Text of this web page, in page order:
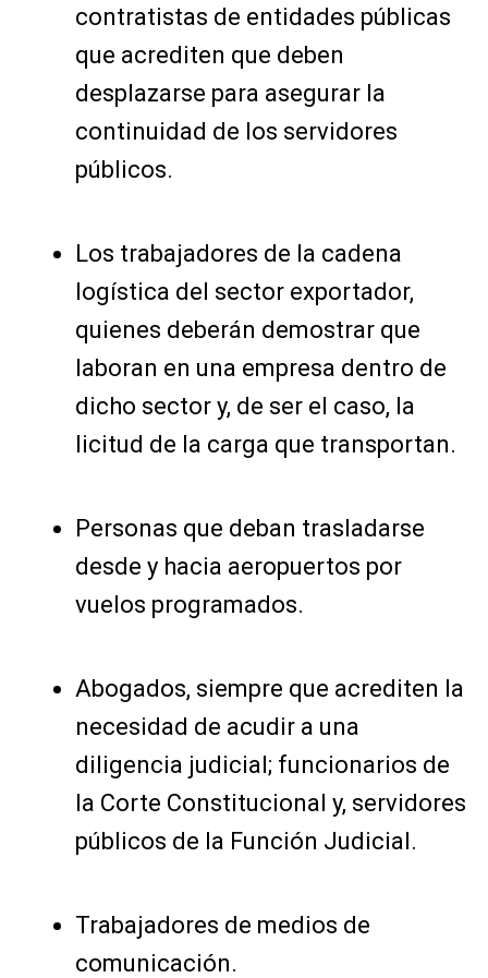
contratistas de entidades públicas
que acrediten que deben
desplazarse para asegurar la
continuidad de los servidores
públicos.
Los trabajadores de la cadena
logística del sector exportador,
quienes deberán demostrar que
laboran en una empresa dentro de
dicho sector y, de ser el caso, la
licitud de la carga que transportan.
Personas que deban trasladarse
desde y hacia aeropuertos por
vuelos programados.
Abogados, siempre que acrediten la
necesidad de acudir a una
diligencia judicial; funcionarios de
la Corte Constitucional y, servidores
públicos de la Función Judicial.
Trabajadores de medios de
comunicación.